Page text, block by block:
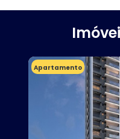
Apartamento